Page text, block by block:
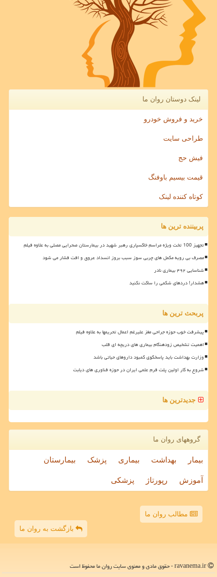
لینک دوستان روان ما
خرید و فروش خودرو
طراحی سایت
فیش حج
قیمت بیسیم باوفنگ
کوتاه کننده لینک
پربیننده ترین ها
تجهیز 100 تخت ویژه مراسم خاکسپاری رهبر شهید در بیمارستان صحرایی مصلی به علاوه فیلم
مصرف بی رویه مکمل های چربی سوز سبب بروز انسداد عروق و افت فشار می شود
شناسایی ۴۹۲ بیماری نادر
هشدار! دردهای شکمی را ساکت نکنید
پربحث ترین ها
پیشرفت خوب حوزه جراحی مغز علیرغم اعمال تحریمها به علاوه فیلم
اهمیت تشخیص زودهنگام بیماری های دریچه ای قلب
وزارت بهداشت باید پاسخگوی کمبود داروهای حیاتی باشد
شروع به کار اولین پلت فرم علمی ایران در حوزه فناوری های دیابت
جدیدترین ها
گروههای روان ما
بیمار بهداشت بیماری پزشک بیمارستان
آموزش رپورتاژ پزشکی
مطالب روان ما
بازگشت به روان ما